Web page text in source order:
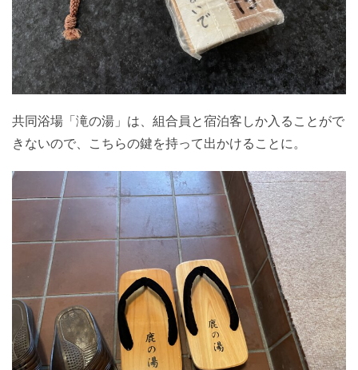
共同浴場「滝の湯」は、組合員と宿泊客しか入ることがで
きないので、こちらの鍵を持って出かけることに。